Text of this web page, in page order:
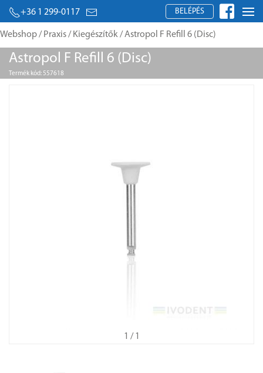
+36 1 299-0117 BELÉPÉS
Webshop/ Praxis/ Kiegészítők/ Astropol F Refill 6 (Disc)
Astropol F Refill 6 (Disc)
Termék kód: 557618
1 / 1